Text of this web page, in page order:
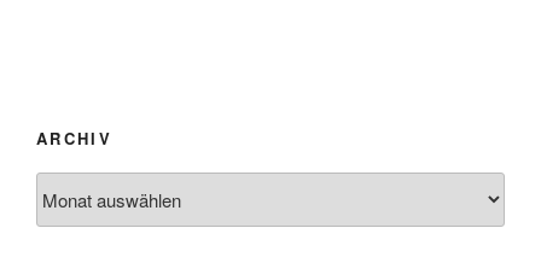
ARCHIV